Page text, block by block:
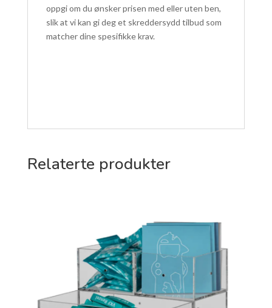
oppgi om du ønsker prisen med eller uten ben,
slik at vi kan gi deg et skreddersydd tilbud som
matcher dine spesifikke krav.
Relaterte produkter